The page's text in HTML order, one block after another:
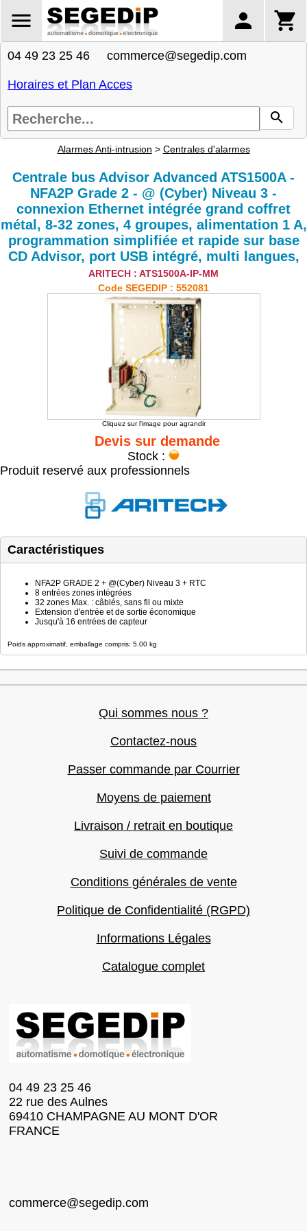
04 49 23 25 46 commerce@segedip.com
Horaires et Plan Acces
Alarmes Anti-intrusion > Centrales d'alarmes
Centrale bus Advisor Advanced ATS1500A -
NFA2P Grade 2 - @ (Cyber) Niveau 3 -
connexion Ethernet intégrée grand coffret
métal, 8-32 zones, 4 groupes, alimentation 1 A,
programmation simplifiée et rapide sur base
CD Advisor, port USB intégré, multi langues,
ARITECH : ATS1500A-IP-MM
Code SEGEDIP : 552081
Cliquez sur l'image pour agrandir
Devis sur demande
Stock :
Produit reservé aux professionnels
Caractéristiques
NFA2P GRADE 2 + @(Cyber) Niveau 3 + RTC
8 entrées zones intégrées
32 zones Max. : câblés, sans fil ou mixte
Extension d'entrée et de sortie économique
Jusqu'à 16 entrées de capteur
Poids approximatif, emballage compris: 5.00 kg
Qui sommes nous ?
Contactez-nous
Passer commande par Courrier
Moyens de paiement
Livraison / retrait en boutique
Suivi de commande
Conditions générales de vente
Politique de Confidentialité (RGPD)
Informations Légales
Catalogue complet
04 49 23 25 46
22 rue des Aulnes
69410 CHAMPAGNE AU MONT D'OR
FRANCE
commerce@segedip.com